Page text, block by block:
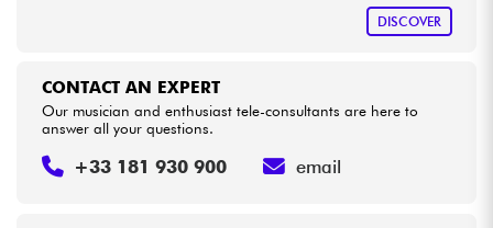
DISCOVER
CONTACT AN EXPERT
Our musician and enthusiast tele-consultants are here to
answer all your questions.
+33 181 930 900 email